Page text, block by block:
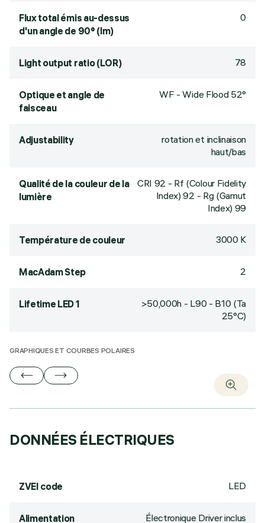
Flux total émis au-dessus
d'un angle de 90° (lm)
0
Light output ratio (LOR) 78
Optique et angle de
faisceau
WF - Wide Flood 52°
Adjustability
rotation et inclinaison
haut/bas
Qualité de la couleur de la
lumière
CRI 92 - Rf (Colour Fidelity
Index) 92 - Rg (Gamut
Index) 99
Température de couleur 3000 K
MacAdam Step 2
Lifetime LED 1
>50,000h - L90 - B10 (Ta
25°C)
GRAPHIQUES ET COURBES POLAIRES
DONNÉES ÉLECTRIQUES
ZVEI code LED
Alimentation Électronique Driver inclus